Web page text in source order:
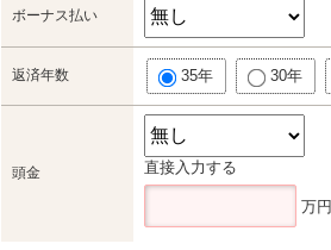
ボーナス払い
返済年数 35年 30年
頭金 直接入力する
万円